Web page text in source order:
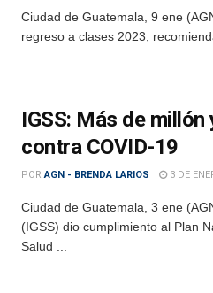
Ciudad de Guatemala, 9 ene
regreso a clases 2023,
IGSS: Más de
contra COVID-19
POR AGN - BRENDA LARIOS 3 DE
Ciudad de Guatemala, 3 ene
(IGSS) dio cumplimiento al Plan
Salud ...